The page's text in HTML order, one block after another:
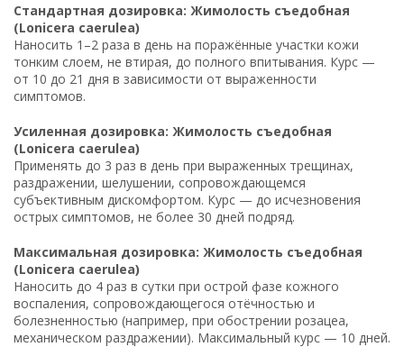
Стандартная дозировка: Жимолость съедобная
(Lonicera caerulea)
Наносить 1–2 раза в день на поражённые участки кожи
тонким слоем, не втирая, до полного впитывания. Курс —
от 10 до 21 дня в зависимости от выраженности
симптомов.
Усиленная дозировка: Жимолость съедобная
(Lonicera caerulea)
Применять до 3 раз в день при выраженных трещинах,
раздражении, шелушении, сопровождающемся
субъективным дискомфортом. Курс — до исчезновения
острых симптомов, не более 30 дней подряд.
Максимальная дозировка: Жимолость съедобная
(Lonicera caerulea)
Наносить до 4 раз в сутки при острой фазе кожного
воспаления, сопровождающегося отёчностью и
болезненностью (например, при обострении розацеа,
механическом раздражении). Максимальный курс — 10 дней.